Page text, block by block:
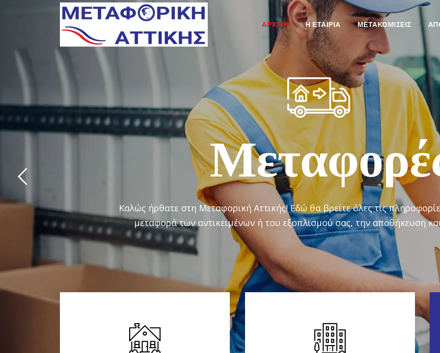
ΑΡΧΙΚΗ H ΕΤΑΙΡΙΑ ΜΕΤΑΚΟΜΙΣΕΙΣ
Καλώς ήρθατε στη Μεταφορική Αττικής! Εδώ θα βρείτε όλες τις
μεταφορά των αντικειμένων ή του εξοπλισμού σας, την αποθήκευση